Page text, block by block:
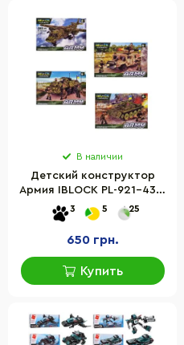
В наличии
Детский конструктор
Армия IBLOCK PL-921-430,
3 фигурки
3 5 25
650 грн.
Купить